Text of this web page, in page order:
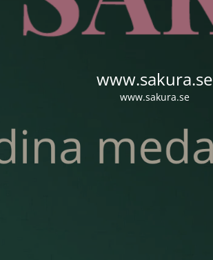
www.sakura.se
www.sakura.se